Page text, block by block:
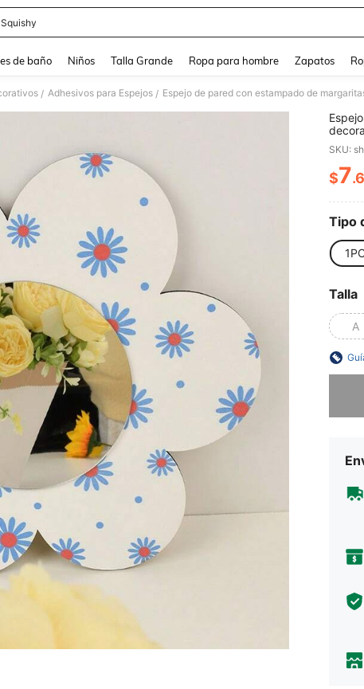
Squishy
de baño Niños Talla Grande Ropa para hombre Zapatos
/ Adhesivos para Espejos /
SKU:
$7
Tipo
Talla
A